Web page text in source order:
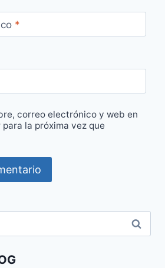
*
correo electrónico y web en
la próxima vez que